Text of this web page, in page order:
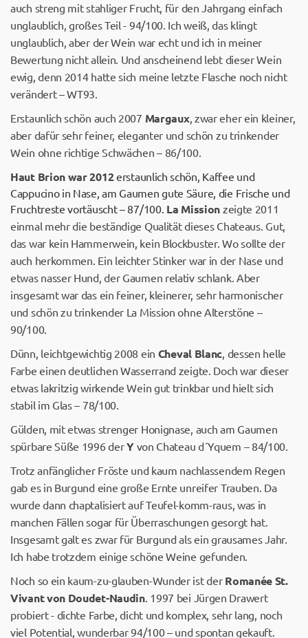
auch streng mit stahliger Frucht, für den Jahrgang einfach
unglaublich, großes Teil - 94/100. Ich weiß, das klingt
unglaublich, aber der Wein war echt und ich in meiner
Bewertung nicht allein. Und anscheinend lebt dieser Wein
ewig, denn 2014 hatte sich meine letzte Flasche noch nicht
verändert – WT93.
Erstaunlich schön auch 2007 Margaux, zwar eher ein kleiner,
aber dafür sehr feiner, eleganter und schön zu trinkender
Wein ohne richtige Schwächen – 86/100.
Haut Brion war 2012erstaunlich schön, Kaffee und
Cappucino in Nase, am Gaumen gute Säure, die Frische und
Fruchtreste vortäuscht – 87/100. La Mission zeigte 2011
einmal mehr die beständige Qualität dieses Chateaus. Gut,
das war kein Hammerwein, kein Blockbuster. Wo sollte der
auch herkommen. Ein leichter Stinker war in der Nase und
etwas nasser Hund, der Gaumen relativ schlank. Aber
insgesamt war das ein feiner, kleinerer, sehr harmonischer
und schön zu trinkender La Mission ohne Alterstöne –
90/100.
Dünn, leichtgewichtig 2008 ein Cheval Blanc, dessen helle
Farbe einen deutlichen Wasserrand zeigte. Doch war dieser
etwas lakritzig wirkende Wein gut trinkbar und hielt sich
stabil im Glas – 78/100.
Gülden, mit etwas strenger Honignase, auch am Gaumen
spürbare Süße 1996 derY von Chateau d´Yquem – 84/100.
Trotz anfänglicher Fröste und kaum nachlassendem Regen
gab es in Burgund eine große Ernte unreifer Trauben. Da
wurde dann chaptalisiert auf Teufel-komm-raus, was in
manchen Fällen sogar für Überraschungen gesorgt hat.
Insgesamt galt es zwar für Burgund als ein grausames Jahr.
Ich habe trotzdem einige schöne Weine gefunden.
Noch so ein kaum-zu-glauben-Wunder ist der Romanée St.
Vivant von Doudet-Naudin. 1997 bei Jürgen Drawert
probiert - dichte Farbe, dicht und komplex, sehr lang, noch
viel Potential, wunderbar 94/100 – und spontan gekauft.